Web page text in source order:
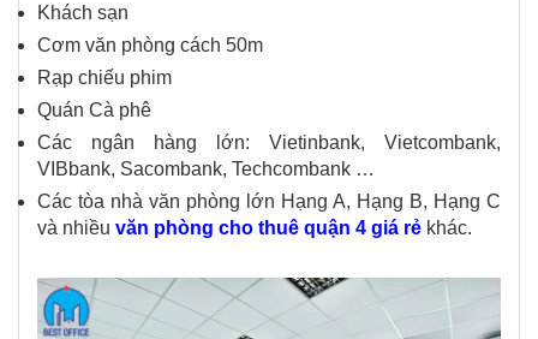
Khách sạn
Cơm văn phòng cách 50m
Rạp chiếu phim
Quán Cà phê
Các ngân hàng lớn: Vietinbank, Vietcombank,
VIBbank, Sacombank, Techcombank …
Các tòa nhà văn phòng lớn Hạng A, Hạng B, Hạng C
và nhiều văn phòng cho thuê quận 4 giá rẻ khác.